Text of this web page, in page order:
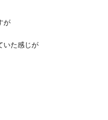
が
いた感じが